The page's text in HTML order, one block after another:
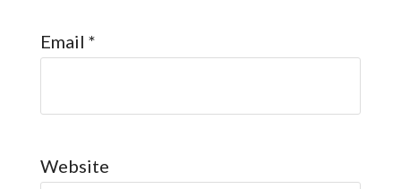
Email *
Website